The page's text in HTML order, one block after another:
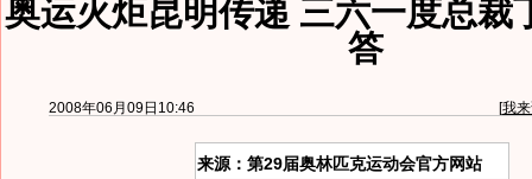
奥运火炬昆明传递 三六一度总裁
答
2008年06月09日10:46 [我
来源：第29届奥林匹克运动会官方网站